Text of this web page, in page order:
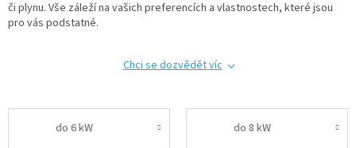
či plynu. Vše záleží na vašich preferencích a vlastnostech, které jsou
pro vás podstatné.
Chci se dozvědět víc
do 6 kW do 8 kW